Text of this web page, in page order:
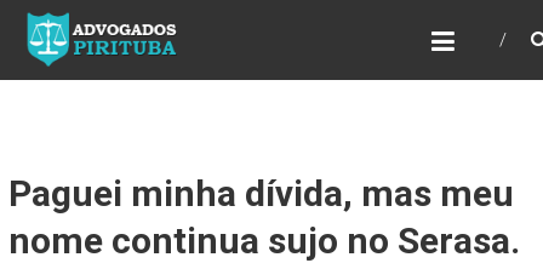
ADVOGADOS PIRITUBA
Precisando de advogado? Entre em contato!
Fazemos toda a assessoria que você
Paguei minha dívida, mas meu
nome continua sujo no Serasa.